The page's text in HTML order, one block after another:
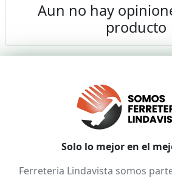
Aun no hay
producto
Solo lo mejor en el
Ferreteria Lindavista somos